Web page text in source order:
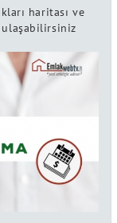
haritası ve
ulaşabilirsiniz